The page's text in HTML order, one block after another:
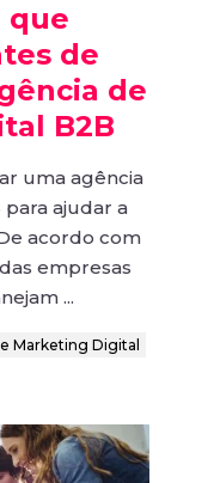
que
de
de
B2B
uma agência
ajudar a
acordo com
empresas
...
Marketing Digital